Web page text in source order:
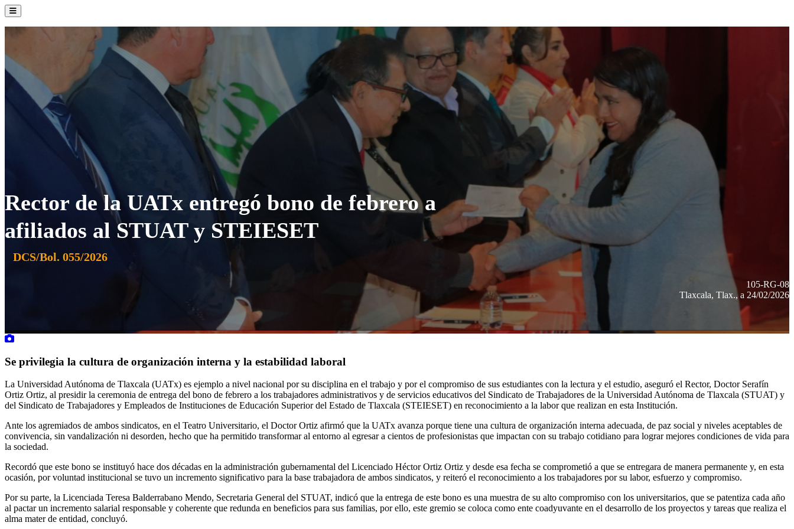
Oferta Académica
Comunidad UATx
Rector de la UATx entregó bono de febrero a
afiliados al STUAT y STEIESET
DCS/Bol. 055/2026
105-RG-08
Tlaxcala, Tlax., a 24/02/2026
Se privilegia la cultura de organización interna y la estabilidad laboral
La Universidad Autónoma de Tlaxcala (UATx) es ejemplo a nivel nacional por su disciplina en el trabajo y por el compromiso de sus estudiantes con la lectura y el estudio, aseguró el Rector, Doctor Serafín
Ortiz Ortiz, al presidir la ceremonia de entrega del bono de febrero a los trabajadores administrativos y de servicios educativos del Sindicato de Trabajadores de la Universidad Autónoma de Tlaxcala (STUAT) y
del Sindicato de Trabajadores y Empleados de Instituciones de Educación Superior del Estado de Tlaxcala (STEIESET) en reconocimiento a la labor que realizan en esta Institución.
Ante los agremiados de ambos sindicatos, en el Teatro Universitario, el Doctor Ortiz afirmó que la UATx avanza porque tiene una cultura de organización interna adecuada, de paz social y niveles aceptables de
convivencia, sin vandalización ni desorden, hecho que ha permitido transformar al entorno al egresar a cientos de profesionistas que impactan con su trabajo cotidiano para lograr mejores condiciones de vida para
la sociedad.
Recordó que este bono se instituyó hace dos décadas en la administración gubernamental del Licenciado Héctor Ortiz Ortiz y desde esa fecha se comprometió a que se entregara de manera permanente y, en esta
ocasión, por voluntad institucional se tuvo un incremento significativo para la base trabajadora de ambos sindicatos, y reiteró el reconocimiento a los trabajadores por su labor, esfuerzo y compromiso.
Por su parte, la Licenciada Teresa Balderrabano Mendo, Secretaria General del STUAT, indicó que la entrega de este bono es una muestra de su alto compromiso con los universitarios, que se patentiza cada año
al pactar un incremento salarial responsable y coherente que redunda en beneficios para sus familias, por ello, este gremio se coloca como ente coadyuvante en el desarrollo de los proyectos y tareas que realiza el
alma mater de entidad, concluyó.